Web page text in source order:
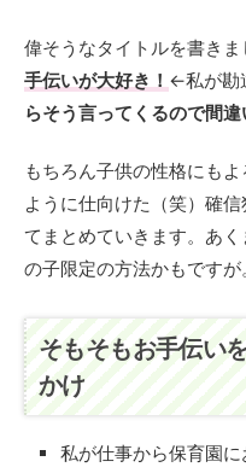
偉そうなタイトルを書き
手伝いが大好き！ ←私が勘
らそう言ってくるので間
もちろん子供の性格にも
ように仕向けた（笑）確
てまとめていきます。あ
の子限定の方法かもですが
そもそもお手伝い
かけ
私が仕事から保育園